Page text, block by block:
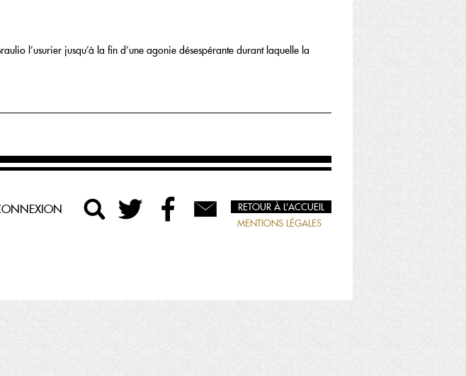
l’usurier jusqu’à la fin d’une agonie désespé­rante durant laquelle la
RETOUR À L’ACCUEIL
MENTIONS LÉGALES